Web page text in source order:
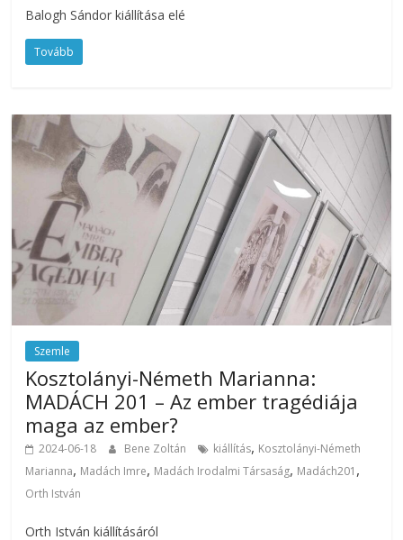
Balogh Sándor kiállítása elé
Tovább
Szemle
Kosztolányi-Németh Marianna:
MADÁCH 201 – Az ember tragédiája
maga az ember?
2024-06-18 Bene Zoltán kiállítás, Kosztolányi-Németh
Marianna, Madách Imre, Madách Irodalmi Társaság, Madách201 ,
Orth István
Orth István kiállításáról